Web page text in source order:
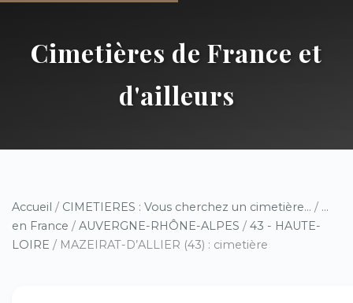
Cimetières de France et
d'ailleurs
Accueil / CIMETIERES : Vous cherchez un cimetière... / ...
en France / AUVERGNE-RHÔNE-ALPES / 43 - HAUTE-
LOIRE / MAZEIRAT-D’ALLIER (43) : cimetière